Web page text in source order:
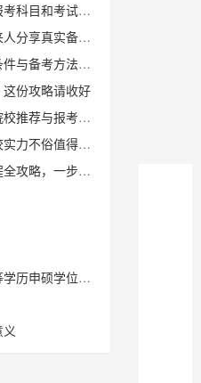
和考试范围详解
真实备考经验
考方法全解析
份攻略请收好
荐与报考指南
不俗值得关注
步教你如何准备
学位了解一下